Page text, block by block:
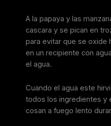
A la papaya y las
cascara y se pican en
para evitar que se oxide
en un recipiente con
el agua.
Cuando el agua este
todos los ingredientes y
cosan a fuego lento